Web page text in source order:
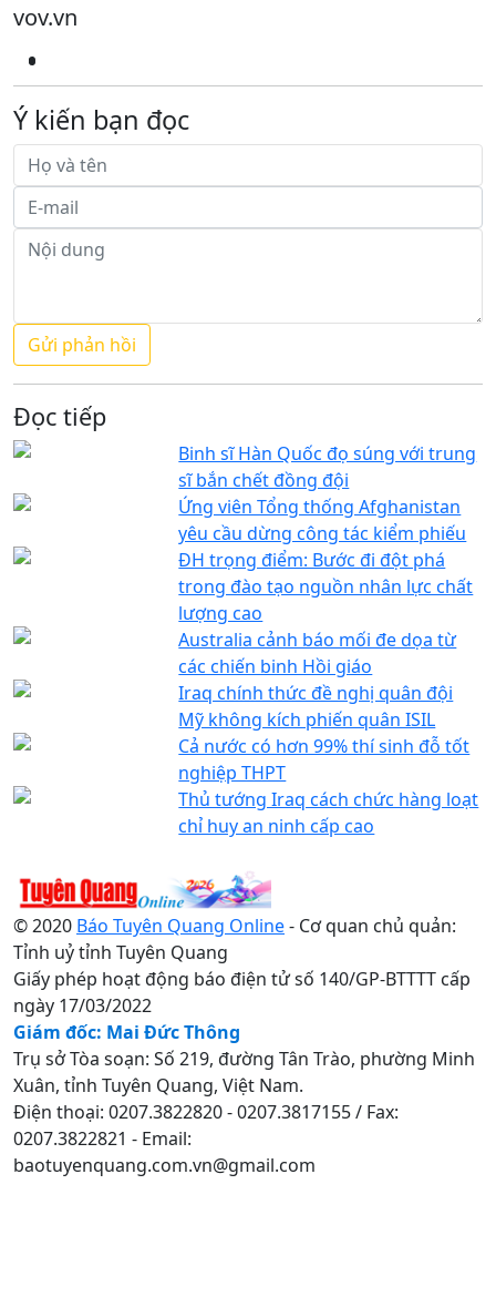
vov.vn
Ý kiến bạn đọc
Đọc tiếp
Binh sĩ Hàn Quốc đọ súng với trung
sĩ bắn chết đồng đội
Ứng viên Tổng thống Afghanistan
yêu cầu dừng công tác kiểm phiếu
ĐH trọng điểm: Bước đi đột phá
trong đào tạo nguồn nhân lực chất
lượng cao
Australia cảnh báo mối đe dọa từ
các chiến binh Hồi giáo
Iraq chính thức đề nghị quân đội
Mỹ không kích phiến quân ISIL
Cả nước có hơn 99% thí sinh đỗ tốt
nghiệp THPT
Thủ tướng Iraq cách chức hàng loạt
chỉ huy an ninh cấp cao
© 2020 Báo Tuyên Quang Online- Cơ quan chủ quản:
Tỉnh uỷ tỉnh Tuyên Quang
Giấy phép hoạt động báo điện tử số 140/GP-BTTTT cấp
ngày 17/03/2022
Giám đốc: Mai Đức Thông
Trụ sở Tòa soạn: Số 219, đường Tân Trào, phường Minh
Xuân, tỉnh Tuyên Quang, Việt Nam.
Điện thoại: 0207.3822820 - 0207.3817155 / Fax:
0207.3822821 - Email:
baotuyenquang.com.vn@gmail.com